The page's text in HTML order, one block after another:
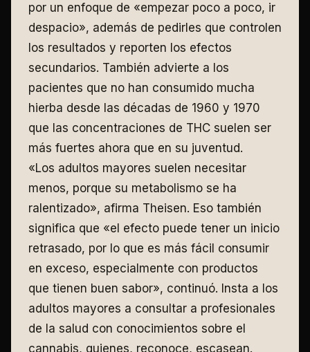
por un enfoque de «empezar poco a poco, ir
despacio», además de pedirles que controlen
los resultados y reporten los efectos
secundarios. También advierte a los
pacientes que no han consumido mucha
hierba desde las décadas de 1960 y 1970
que las concentraciones de THC suelen ser
más fuertes ahora que en su juventud.
«Los adultos mayores suelen necesitar
menos, porque su metabolismo se ha
ralentizado», afirma Theisen. Eso también
significa que «el efecto puede tener un inicio
retrasado, por lo que es más fácil consumir
en exceso, especialmente con productos
que tienen buen sabor», continuó. Insta a los
adultos mayores a consultar a profesionales
de la salud con conocimientos sobre el
cannabis, quienes, reconoce, escasean.